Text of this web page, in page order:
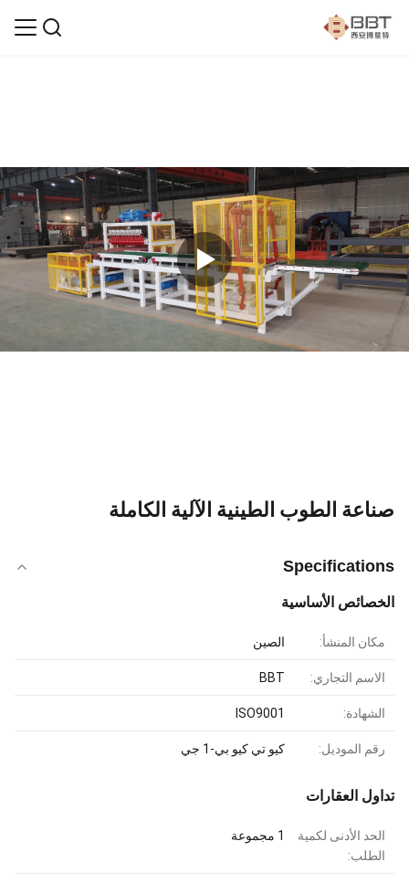
صناعة الطوب الطينية الآلية الكاملة
Specifications
الخصائص الأساسية
مكان المنشأ: الصين
الاسم التجاري: BBT
الشهادة: ISO9001
رقم الموديل: كيو تي كيو بي-1 جي
تداول العقارات
الحد الأدنى لكمية
الطلب:
1 مجموعة